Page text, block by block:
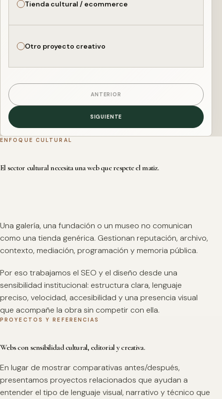
Tienda cultural / ecommerce
Otro proyecto creativo
ANTERIOR
SIGUIENTE
ENFOQUE CULTURAL
El sector cultural necesita una web que respete el matiz.
Una galería, una fundación o un museo no comunican
como una tienda genérica. Gestionan reputación, archivo,
contexto, mediación, programación y memoria pública.
Por eso trabajamos el SEO y el diseño desde una
sensibilidad institucional: estructura clara, lenguaje
preciso, velocidad, accesibilidad y una presencia visual
que acompañe la obra sin competir con ella.
PROYECTOS Y REFERENCIAS
Webs con sensibilidad cultural, editorial y creativa.
En lugar de mostrar comparativas antes/después,
presentamos proyectos relacionados que ayudan a
entender el tipo de lenguaje visual, narrativo y técnico que